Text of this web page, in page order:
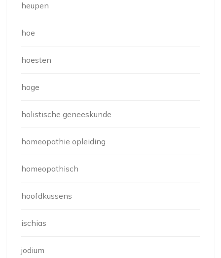
heupen
hoe
hoesten
hoge
holistische geneeskunde
homeopathie opleiding
homeopathisch
hoofdkussens
ischias
jodium